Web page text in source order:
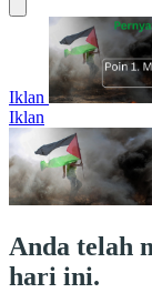
Iklan
Iklan
Anda telah
hari ini.